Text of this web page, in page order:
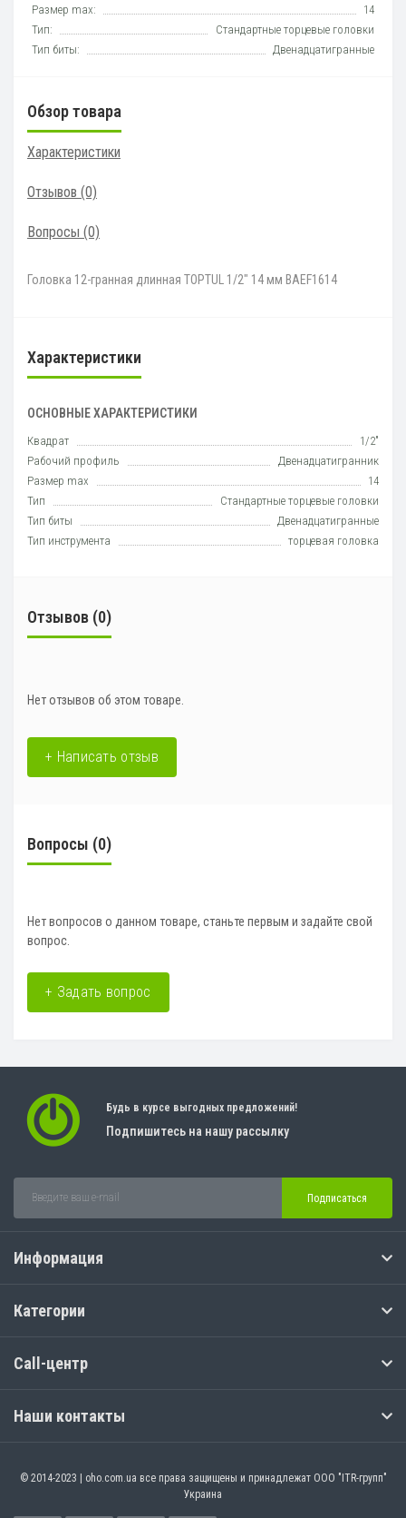
Размер max:
14
Тип:
Стандартные торцевые головки
Тип биты:
Двенадцатигранные
Обзор товара
Характеристики
Отзывов (0)
Вопросы (0)
Головка 12-гранная длинная TOPTUL 1/2" 14 мм BAEF1614
Характеристики
ОСНОВНЫЕ ХАРАКТЕРИСТИКИ
Квадрат
1/2"
Рабочий профиль
Двенадцатигранник
Размер max
14
Тип
Стандартные торцевые головки
Тип биты
Двенадцатигранные
Тип инструмента
торцевая головка
Отзывов (0)
Нет отзывов об этом товаре.
+ Написать отзыв
Вопросы (0)
Нет вопросов о данном товаре, станьте первым и задайте свой
вопрос.
+ Задать вопрос
Будь в курсе выгодных предложений!
Подпишитесь на нашу рассылку
Подписаться
Информация
Категории
Call-центр
Наши контакты
© 2014-2023 | oho.com.ua все права защищены и принадлежат ООО "ITR-групп"
Украина